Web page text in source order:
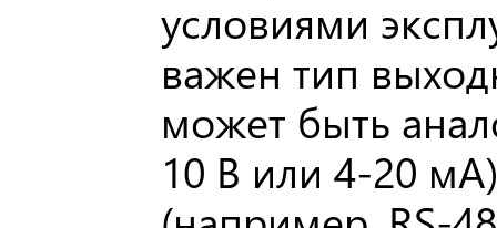
условиями
важен тип
может быть
10 В или 4-20